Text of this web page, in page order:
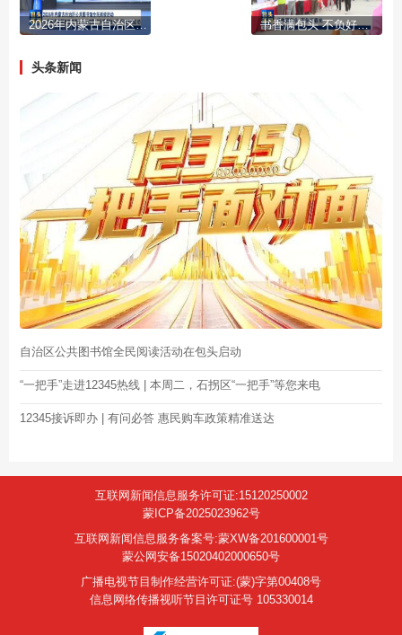
2026年内蒙古自治区公共图书馆全民阅读活动 公共图书馆服务宣传周主场活动暨“书香满包头”系列活动启动 书香满包头 不负好春光
头条新闻
自治区公共图书馆全民阅读活动在包头启动
“一把手”走进12345热线 | 本周二，石拐区“一把手”等您来电
12345接诉即办 | 有问必答 惠民购车政策精准送达
互联网新闻信息服务许可证:15120250002
蒙ICP备2025023962号
互联网新闻信息服务备案号:蒙XW备201600001号
蒙公网安备15020402000650号
广播电视节目制作经营许可证:(蒙)字第00408号
信息网络传播视听节目许可证号 105330014